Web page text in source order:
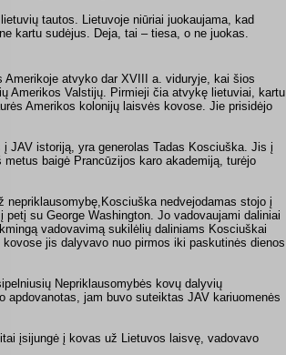
tautos. Lietuvoje niūriai juokaujama, kad
kartu sudėjus. Deja, tai – tiesa, o ne juokas.
atvyko dar XVIII a. viduryje, kai šios
Amerikos Valstijų. Pirmieji čia atvykę lietuviai, kartu
Amerikos kolonijų laisvės kovose. Jie prisidėjo
JAV istoriją, yra generolas Tadas Kosciuška. Jis į
baigė Prancūzijos karo akademiją, turėjo
nepriklausomybę,Kosciuška nedvejodamas stojo į
su George Washington. Jo vadovaujami daliniai
vadovavimą sukilėlių daliniams Kosciuškai
jis dalyvavo nuo pirmos iki paskutinės dienos
Nepriklausomybės kovų dalyvių
apdovanotas, jam buvo suteiktas JAV kariuomenės
įsijungė į kovas už Lietuvos laisvę, vadovavo